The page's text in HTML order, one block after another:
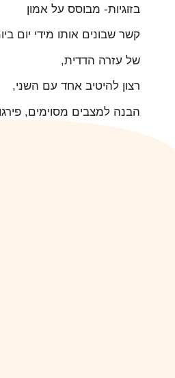
בזוגיות- מבוסס על אמון
קשר שבונים אותו מידי יום
של עזרה הדדית,
רצון להיטיב אחד עם השני,
הבנה למצבים מסוימים,